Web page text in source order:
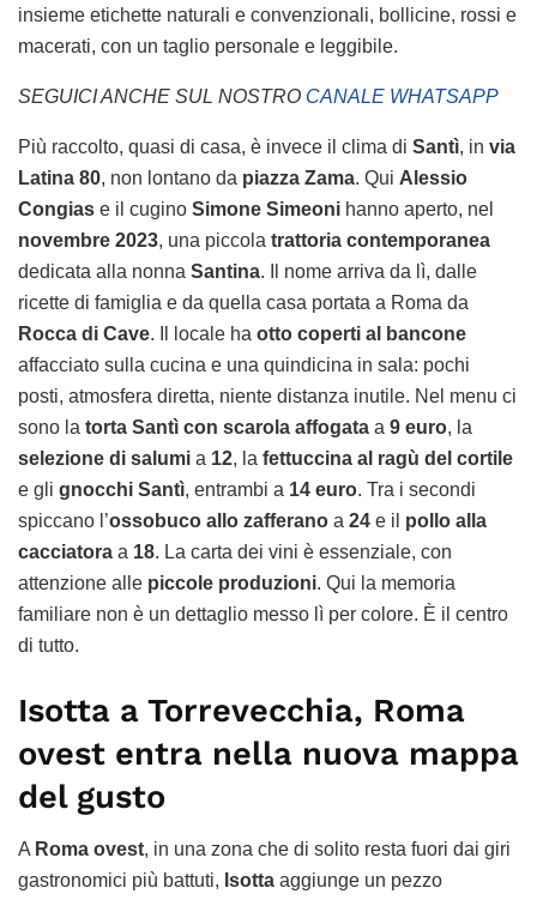
insieme etichette naturali e convenzionali, bollicine, rossi e
macerati, con un taglio personale e leggibile.
SEGUICI ANCHE SUL NOSTRO CANALE WHATSAPP
Più raccolto, quasi di casa, è invece il clima di Santì, in via
Latina 80, non lontano da piazza Zama. Qui Alessio
Congias e il cugino Simone Simeoni hanno aperto, nel
novembre 2023, una piccola trattoria contemporanea
dedicata alla nonna Santina. Il nome arriva da lì, dalle
ricette di famiglia e da quella casa portata a Roma da
Rocca di Cave. Il locale ha otto coperti al bancone
affacciato sulla cucina e una quindicina in sala: pochi
posti, atmosfera diretta, niente distanza inutile. Nel menu ci
sono la torta Santì con scarola affogata a 9 euro, la
selezione di salumi a 12, la fettuccina al ragù del cortile
e gli gnocchi Santì, entrambi a 14 euro. Tra i secondi
spiccano l’ossobuco allo zafferano a 24 e il pollo alla
cacciatora a 18. La carta dei vini è essenziale, con
attenzione alle piccole produzioni. Qui la memoria
familiare non è un dettaglio messo lì per colore. È il centro
di tutto.
Isotta a Torrevecchia, Roma
ovest entra nella nuova mappa
del gusto
A Roma ovest, in una zona che di solito resta fuori dai giri
gastronomici più battuti, Isotta aggiunge un pezzo